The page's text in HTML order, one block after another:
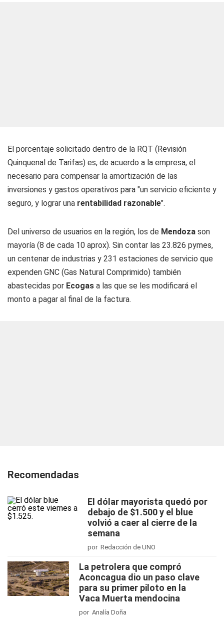
El porcentaje solicitado dentro de la RQT (Revisión
Quinquenal de Tarifas) es, de acuerdo a la empresa, el
necesario para compensar la amortización de las
inversiones y gastos operativos para "un servicio eficiente y
seguro, y lograr una rentabilidad razonable".
Del universo de usuarios en la región, los de Mendoza son
mayoría (8 de cada 10 aprox). Sin contar las 23.826 pymes,
un centenar de industrias y 231 estaciones de servicio que
expenden GNC (Gas Natural Comprimido) también
abastecidas por Ecogas a las que se les modificará el
monto a pagar al final de la factura.
Recomendadas
El dólar mayorista quedó por
debajo de $1.500 y el blue
volvió a caer al cierre de la
semana
por Redacción de UNO
La petrolera que compró
Aconcagua dio un paso clave
para su primer piloto en la
Vaca Muerta mendocina
por Analía Doña